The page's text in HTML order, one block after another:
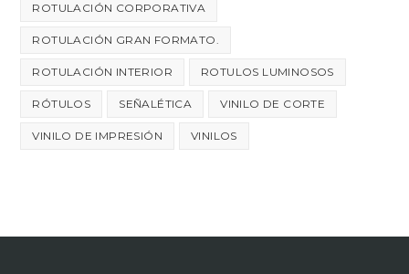
ROTULACIÓN CORPORATIVA
ROTULACIÓN GRAN FORMATO.
ROTULACIÓN INTERIOR ROTULOS LUMINOSOS
RÓTULOS SEÑALÉTICA VINILO DE CORTE
VINILO DE IMPRESIÓN VINILOS